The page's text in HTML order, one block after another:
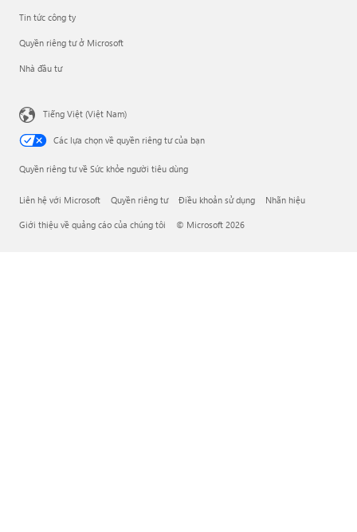
Tin tức công ty
Quyền riêng tư ở Microsoft
Nhà đầu tư
Tiếng Việt (Việt Nam)
Các lựa chọn về quyền riêng tư của bạn
Quyền riêng tư về Sức khỏe người tiêu dùng
Liên hệ với Microsoft Quyền riêng tư Điều khoản sử dụng Nhãn hiệu
Giới thiệu về quảng cáo của chúng tôi © Microsoft 2026